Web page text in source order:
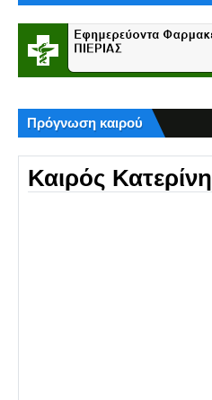
Πρόγνωση καιρού
Καιρός Κατερίνη